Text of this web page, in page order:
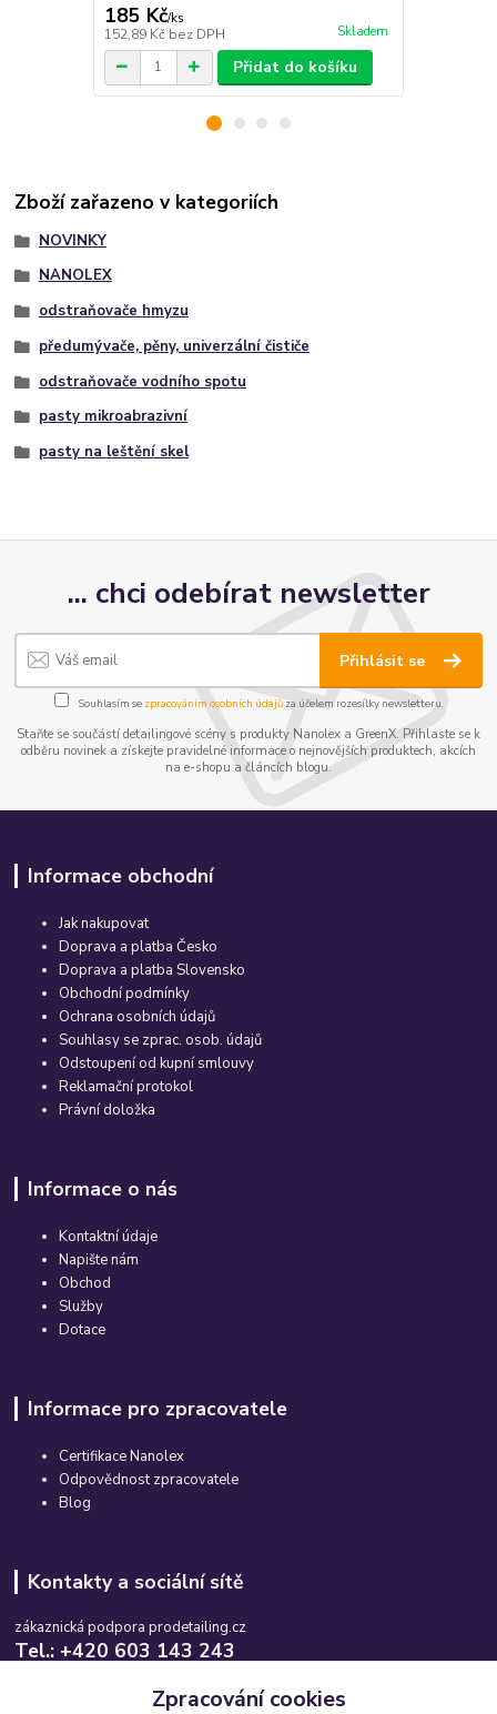
185 Kč/ks
152,89 Kč bez DPH Skladem
Přidat do košíku
Zboží zařazeno v kategoriích
NOVINKY
NANOLEX
odstraňovače hmyzu
předumývače, pěny, univerzální čističe
odstraňovače vodního spotu
pasty mikroabrazivní
pasty na leštění skel
... chci odebírat newsletter
Přihlásit se
Souhlasím se zpracováním osobních údajůza účelem rozesílky newsletteru.
Staňte se součástí detailingové scény s produkty Nanolex a GreenX. Přihlaste se k
odběru novinek a získejte pravidelné informace o nejnovějších produktech, akcích
na e-shopu a článcích blogu.
Informace obchodní
Jak nakupovat
Doprava a platba Česko
Doprava a platba Slovensko
Obchodní podmínky
Ochrana osobních údajů
Souhlasy se zprac. osob. údajů
Odstoupení od kupní smlouvy
Reklamační protokol
Právní doložka
Informace o nás
Kontaktní údaje
Napište nám
Obchod
Služby
Dotace
Informace pro zpracovatele
Certifikace Nanolex
Odpovědnost zpracovatele
Blog
Kontakty a sociální sítě
zákaznická podpora prodetailing.cz
Tel.: +420 603 143 243
Zpracování cookies